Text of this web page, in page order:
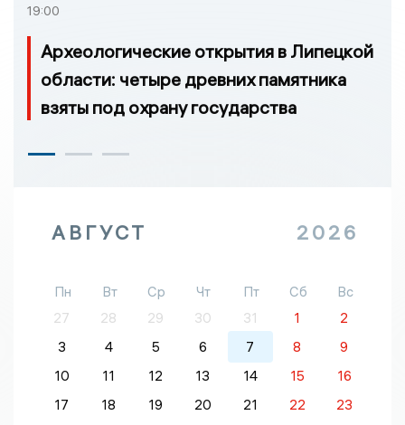
19:00
Археологические открытия в Липецкой
области: четыре древних памятника
взяты под охрану государства
АВГУСТ 2026
Пн Вт Ср Чт Пт Сб
Вс
27
28 29 30 31 1
2
3
4 5 6 7 8
9
10
11 12 13 14 15
16
17
18 19 20 21 22
23